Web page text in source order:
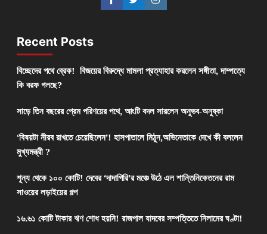
Recent Posts
বিচ্ছেদের পথে ব্রেক! বিজয়ের বিরুদ্ধে মামলা প্রত্যাহার করলেন সঙ্গীতা, দাম্পত্যে
কি বরফ গলছে?
সাড়ে তিন বছরের প্রেম পরিণয়ের পথে, আংটি বদল সারলেন অনুভব-অনুষ্কা
‘বিষয়টা নীরব রাখতে চেয়েছিলেন’! হাসপাতালে মিঠুন,অভিনেতাকে দেখে কী বললেন
মুখ্যমন্ত্রী ?
শূন্য থেকে ১০০ কোটি! দেবের ‘দাদাগিরি’র মঞ্চে উঠে এল শান্তিনিকেতনের রাম
সাওয়ের লড়াইয়ের গল্প
১৬.৬১ কোটি টাকার ঋণ শোধ হয়নি! রাজপাল যাদবের সম্পত্তিতে নিলামের ঘণ্টা!